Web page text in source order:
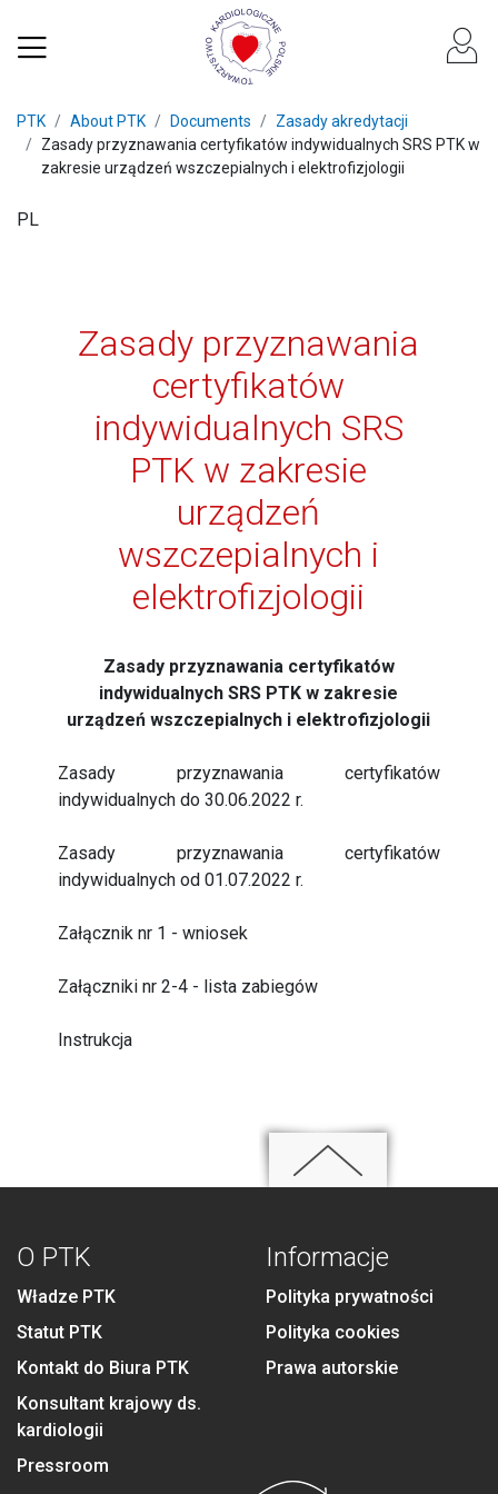
PTK About PTK Documents
Zasady akredytacji
Zasady przyznawania certyfikatów indywidualnych SRS PTK w
zakresie urządzeń wszczepialnych i elektrofizjologii
PL
Zasady przyznawania
certyfikatów
indywidualnych SRS
PTK w zakresie
urządzeń
wszczepialnych i
elektrofizjologii
Zasady przyznawania certyfikatów
indywidualnych SRS PTK w zakresie
urządzeń wszczepialnych i elektrofizjologii
Zasady przyznawania certyfikatów
indywidualnych do 30.06.2022 r.
Zasady przyznawania certyfikatów
indywidualnych od 01.07.2022 r.
Załącznik nr 1 - wniosek
Załączniki nr 2-4 - lista zabiegów
Instrukcja
O PTK
Władze PTK
Statut PTK
Kontakt do Biura PTK
Konsultant krajowy ds.
kardiologii
Pressroom
Informacje
Polityka prywatności
Polityka cookies
Prawa autorskie